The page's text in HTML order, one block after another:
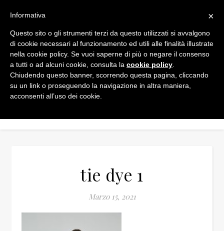
tie dye 1
Marzo 15, 2021
×
Informativa
Questo sito o gli strumenti terzi da questo utilizzati si avvalgono
di cookie necessari al funzionamento ed utili alle finalità illustrate
nella cookie policy. Se vuoi saperne di più o negare il consenso
a tutti o ad alcuni cookie, consulta la cookie policy
Chiudendo questo banner, scorrendo questa pagina, cliccando
su un link o proseguendo la navigazione in altra maniera,
acconsenti all’uso dei cookie.